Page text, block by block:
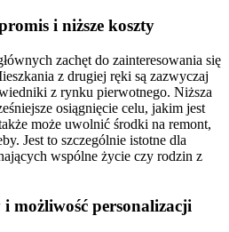
i niższe koszty
zachęt do zainteresowania się
z drugiej ręki są zazwyczaj
z rynku pierwotnego. Niższa
osiągnięcie celu, jakim jest
może uwolnić środki na remont,
Jest to szczególnie istotne dla
wspólne życie czy rodzin z
możliwość personalizacji